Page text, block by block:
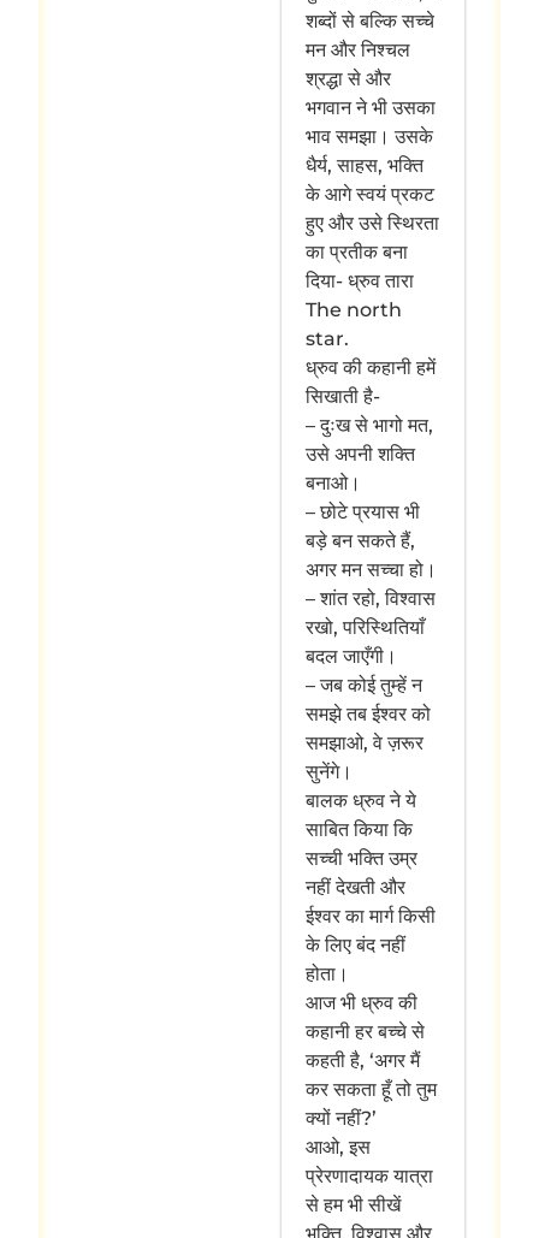
शब्दों से बल्कि सच्चे
मन और निश्चल
श्रद्धा से और
भगवान ने भी उसका
भाव समझा। उसके
धैर्य, साहस, भक्ति
के आगे स्वयं प्रकट
हुए और उसे स्थिरता
का प्रतीक बना
दिया- ध्रुव तारा
The north
star.
ध्रुव की कहानी हमें
सिखाती है-
– दुःख से भागो मत,
उसे अपनी शक्ति
बनाओ।
– छोटे प्रयास भी
बड़े बन सकते हैं,
अगर मन सच्चा हो।
– शांत रहो, विश्वास
रखो, परिस्थितियाँ
बदल जाएँगी।
– जब कोई तुम्हें न
समझे तब ईश्वर को
समझाओ, वे ज़रूर
सुनेंगे।
बालक ध्रुव ने ये
साबित किया कि
सच्ची भक्ति उम्र
नहीं देखती और
ईश्वर का मार्ग किसी
के लिए बंद नहीं
होता।
आज भी ध्रुव की
कहानी हर बच्चे से
कहती है, ‘अगर मैं
कर सकता हूँ तो तुम
क्यों नहीं?’
आओ, इस
प्रेरणादायक यात्रा
से हम भी सीखें